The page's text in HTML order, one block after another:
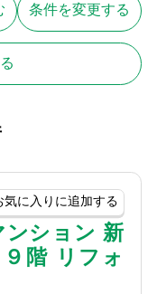
条件を変更する
ンション 新
階 リフォ
気に入りに追加する